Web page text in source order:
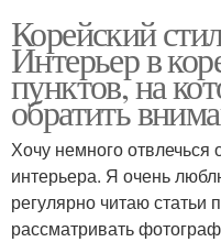
Корейский
Интерьер в
пунктов, на
обратить
Хочу немного отвлечься
интерьера. Я очень
регулярно читаю статьи
рассматривать